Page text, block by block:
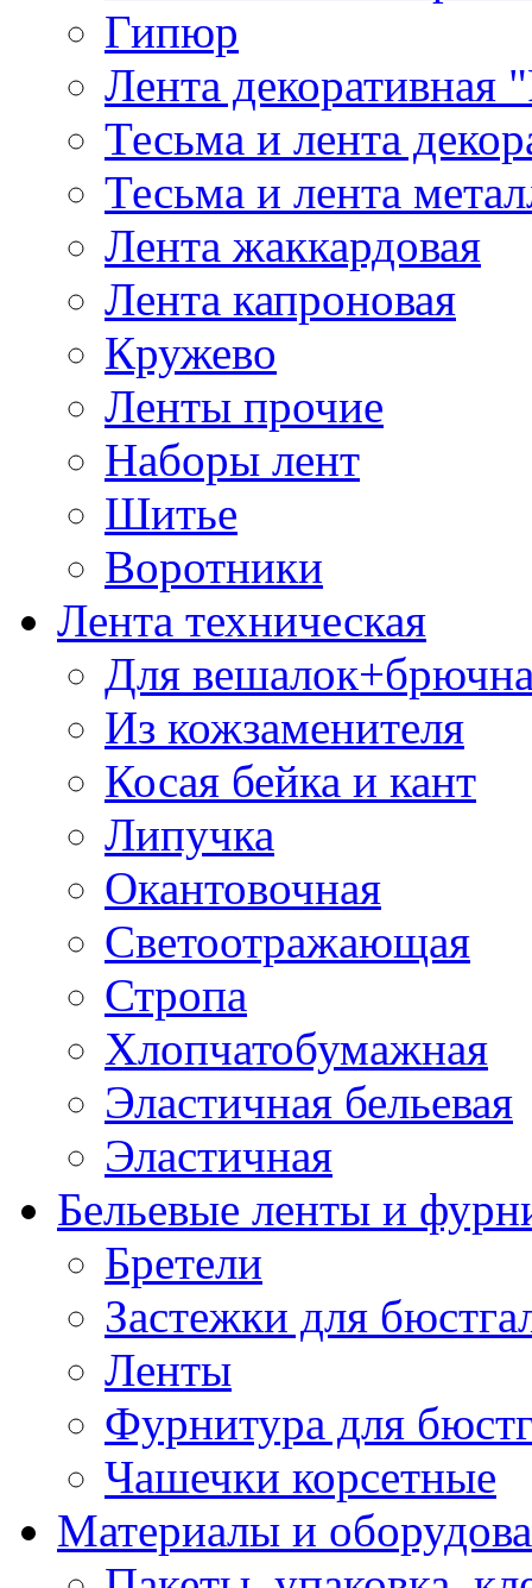
Гипюр
Лента декоративная
Тесьма и лента
Тесьма и лента
Лента жаккардовая
Лента капроновая
Кружево
Ленты прочие
Наборы лент
Шитье
Воротники
Лента техническая
Для
Из кожзаменителя
Косая бейка и кант
Липучка
Окантовочная
Светоотражающая
Стропа
Хлопчатобумажная
Эластичная бельевая
Эластичная
Бельевые ленты и
Бретели
Застежки для
Ленты
Фурнитура для
Чашечки корсетные
Материалы и